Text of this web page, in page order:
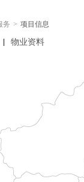
务 > 项目信息
物业资料